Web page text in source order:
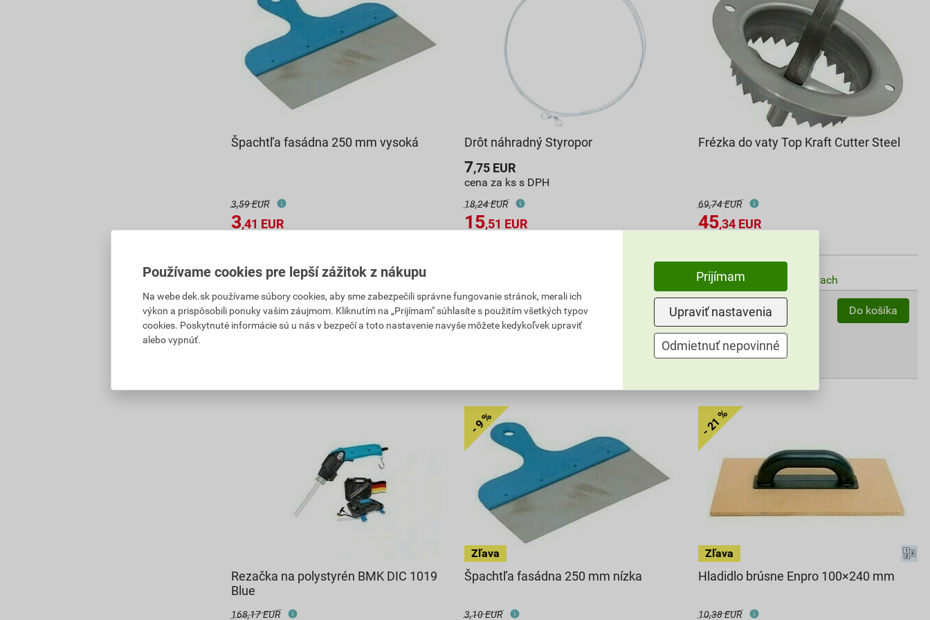
Špachtľa fasádna 250 mm vysoká
3,59 EUR
3,41 EUR
Vyberte si predajňu
Na sklade v (18) predajniach
ks Do košíka
Drôt náhradný Styropor
7,75 EUR
cena za ks s DPH
18,24 EUR
15,51 EUR
bal.
Frézka do vaty Top Kraft Cutter Steel
69,74 EUR
45,34EUR
Vyberte si predajňu
Na sklade v (17) predajniach
Do košíka
45,33 celkom s DPH
Rezačka na polystyrén BMK DIC 1019
Blue
168,17 EUR
Špachtľa fasádna 250 mm nízka
3,10 EUR
Hladidlo brúsne Enpro 100×240 mm
10,38 EUR
Používame cookies pre lepší zážitok z nákupu
Na webe dek.sk používame súbory cookies, aby sme zabezpečili správne fungovanie stránok, merali ich
výkon a prispôsobili ponuky vašim záujmom. Kliknutím na „Prijímam" súhlasíte s použitím všetkých typov
cookies. Poskytnuté informácie sú u nás v bezpečí a toto nastavenie navyše môžete kedykoľvek upraviť
alebo vypnúť.
Prijímam
Upraviť nastavenia
Odmietnuť nepovinné